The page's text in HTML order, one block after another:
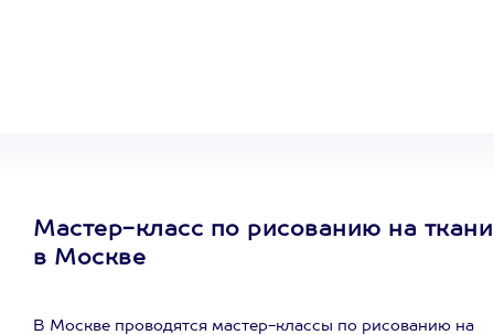
Мастер-класс по рисованию на ткани
в Москве
В Москве проводятся мастер-классы по рисованию на